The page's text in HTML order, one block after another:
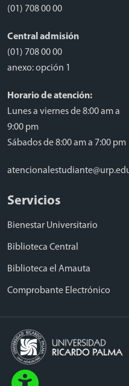
(01) 708 00 00
Central admisión
(01) 708 00 00
anexo: opción 1
Horario de atención:
Lunes a viernes de 8:00 am a
9:00 pm
Sábados de 8:00 am a 7:00 pm
Servicios
Bienestar Universitario
Biblioteca Central
Biblioteca el Amauta
Comprobante Electrónico